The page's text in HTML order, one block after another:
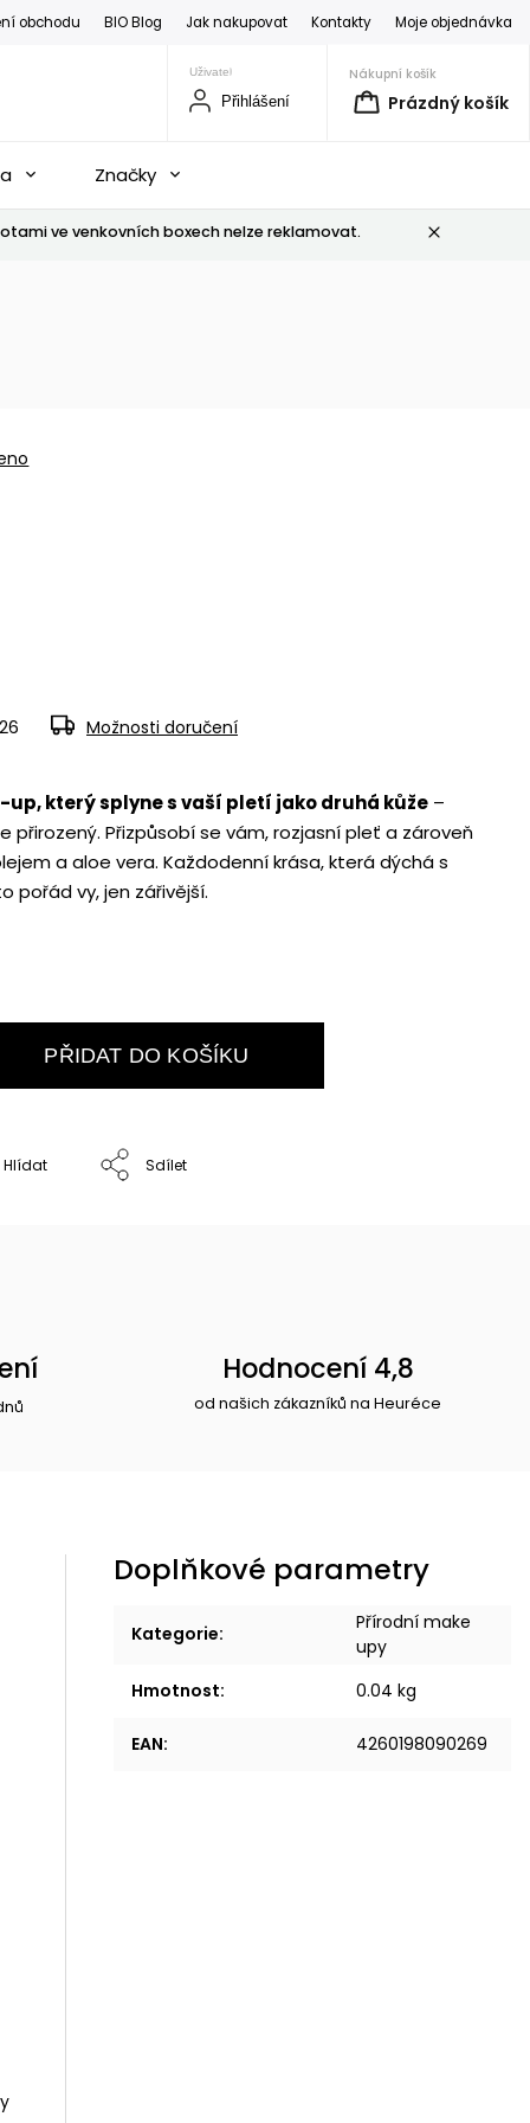
obchodu BIO Blog Jak nakupovat Kontakty Moje objednávka
Nákupní košík
Prázdný košík
Přihlášení
Značky
ve venkovních boxech nelze reklamovat.
který splyne s vaší pletí jako druhá kůže –
přirozený. Přizpůsobí se vám, rozjasní pleť a zároveň
a aloe vera. Každodenní krása, která dýchá s
pořád vy, jen zářivější.
Možnosti doručení
PŘIDAT DO KOŠÍKU
Hlídat Sdílet
Hodnocení 4,8
od našich zákazníků na Heuréce
Doplňkové parametry
Kategorie:
Přírodní make
upy
Hmotnost: 0.04 kg
EAN: 4260198090269